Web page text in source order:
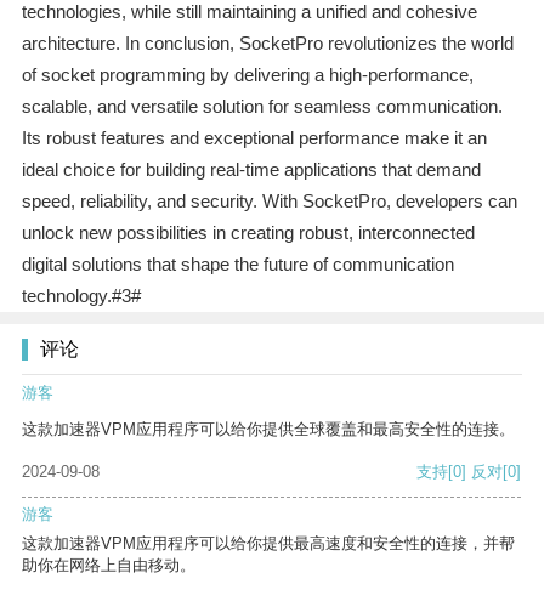
technologies, while still maintaining a unified and cohesive
architecture. In conclusion, SocketPro revolutionizes the world
of socket programming by delivering a high-performance,
scalable, and versatile solution for seamless communication.
Its robust features and exceptional performance make it an
ideal choice for building real-time applications that demand
speed, reliability, and security. With SocketPro, developers can
unlock new possibilities in creating robust, interconnected
digital solutions that shape the future of communication
technology.#3#
评论
游客
这款加速器VPM应用程序可以给你提供全球覆盖和最高安全性的连接。
2024-09-08 支持[0] 反对[0]
游客
这款加速器VPM应用程序可以给你提供最高速度和安全性的连接，并帮
助你在网络上自由移动。